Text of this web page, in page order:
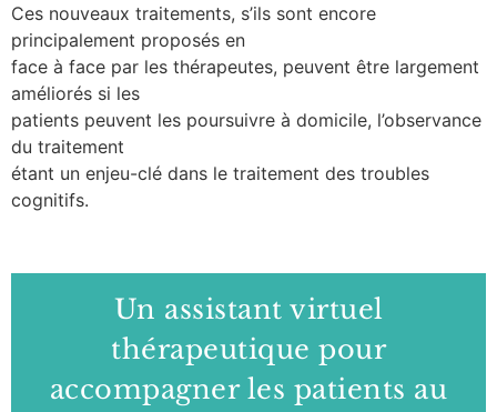
Ces nouveaux traitements, s’ils sont encore
principalement proposés en
face à face par les thérapeutes, peuvent être largement
améliorés si les
patients peuvent les poursuivre à domicile, l’observance
du traitement
étant un enjeu-clé dans le traitement des troubles
cognitifs.
Un assistant virtuel
thérapeutique pour
accompagner les patients au